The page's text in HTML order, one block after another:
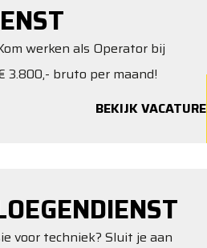
werken als Operator bij
3.800,- bruto per maand!
BEKIJK VACATURE
voor techniek? Sluit je aan